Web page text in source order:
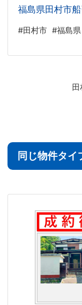
福島県田村市
#田村市 #福島県
同じ物件タイ